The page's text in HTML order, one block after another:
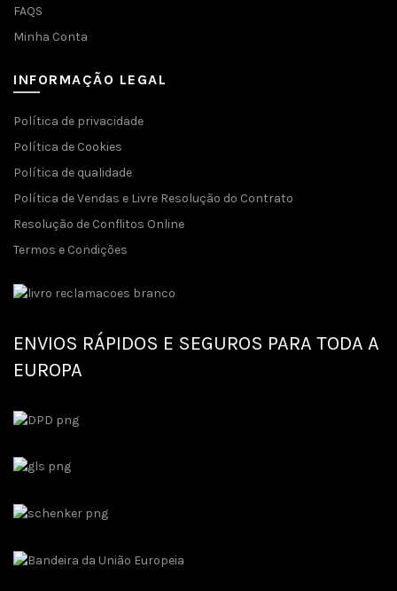
FAQS
Minha Conta
INFORMAÇÃO LEGAL
Política de privacidade
Política de Cookies
Política de qualidade
Política de Vendas e Livre Resolução do Contrato
Resolução de Conflitos Online
Termos e Condições
ENVIOS RÁPIDOS E SEGUROS PARA TODA A
EUROPA